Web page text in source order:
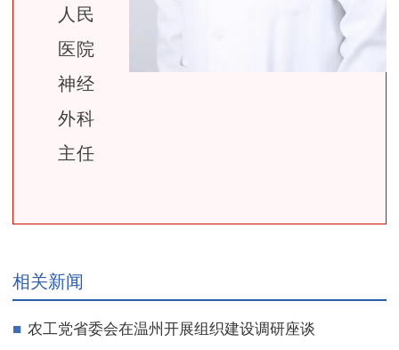
人民
医院
神经
外科
主任
相关新闻
农工党省委会在温州开展组织建设调研座谈